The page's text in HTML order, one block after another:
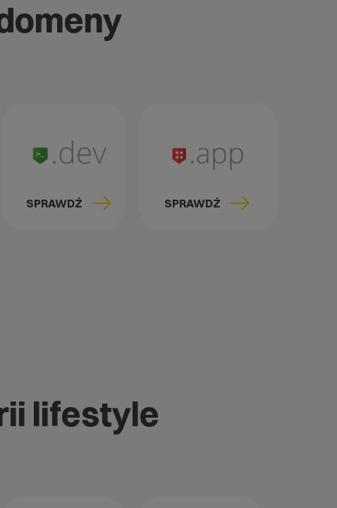
SPRAWDŹ SPRAWDŹ
lifestyle